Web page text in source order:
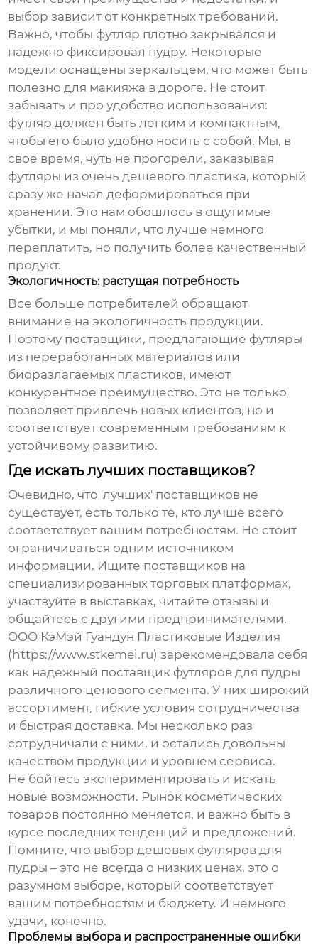
выбор зависит от конкретных требований.
Важно, чтобы футляр плотно закрывался и
надежно фиксировал пудру. Некоторые
модели оснащены зеркальцем, что может быть
полезно для макияжа в дороге. Не стоит
забывать и про удобство использования:
футляр должен быть легким и компактным,
чтобы его было удобно носить с собой. Мы, в
свое время, чуть не прогорели, заказывая
футляры из очень дешевого пластика, который
сразу же начал деформироваться при
хранении. Это нам обошлось в ощутимые
убытки, и мы поняли, что лучше немного
переплатить, но получить более качественный
продукт.
Экологичность: растущая потребность
Все больше потребителей обращают
внимание на экологичность продукции.
Поэтому поставщики, предлагающие футляры
из переработанных материалов или
биоразлагаемых пластиков, имеют
конкурентное преимущество. Это не только
позволяет привлечь новых клиентов, но и
соответствует современным требованиям к
устойчивому развитию.
Где искать лучших поставщиков?
Очевидно, что 'лучших' поставщиков не
существует, есть только те, кто лучше всего
соответствует вашим потребностям. Не стоит
ограничиваться одним источником
информации. Ищите поставщиков на
специализированных торговых платформах,
участвуйте в выставках, читайте отзывы и
общайтесь с другими предпринимателями.
ООО КэМэй Гуандун Пластиковые Изделия
(https://www.stkemei.ru) зарекомендовала себя
как надежный поставщик футляров для пудры
различного ценового сегмента. У них широкий
ассортимент, гибкие условия сотрудничества
и быстрая доставка. Мы несколько раз
сотрудничали с ними, и остались довольны
качеством продукции и уровнем сервиса.
Не бойтесь экспериментировать и искать
новые возможности. Рынок косметических
товаров постоянно меняется, и важно быть в
курсе последних тенденций и предложений.
Помните, что выбордешевых футляров для
пудры – это не всегда о низких ценах, это о
разумном выборе, который соответствует
вашим потребностям и бюджету. И немного
удачи, конечно.
Проблемы выбора и распространенные ошибки